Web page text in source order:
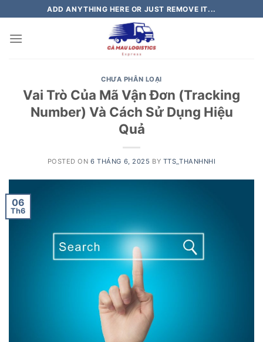
to
content
ADD ANYTHING HERE OR JUST REMOVE IT...
CHƯA PHÂN LOẠI
Vai Trò Của Mã Vận Đơn (Tracking
Number) Và Cách Sử Dụng Hiệu
Quả
POSTED ON6 THÁNG 6, 2025 BY TTS_THANHNHI
06
Th6